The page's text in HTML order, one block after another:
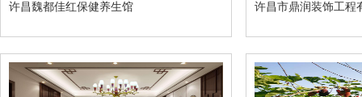
许昌魏都佳红保健养生馆 许昌市鼎润装饰工程